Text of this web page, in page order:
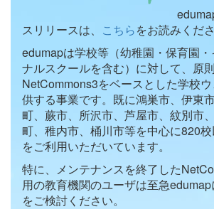
スリリースは、 こちらをお読みくださ
edumapは学校等（幼稚園・保育園
ナルスクールを含む）に対して、原
NetCommons3をベースとした学校
供する事業です。既に鴻巣市、伊東
町、蕨市、所沢市、芦屋市、紋別市
町、稚内市、桶川市等を中心に820
をご利用いただいています。
特に、メンテナンスを終了した
用の教育機関のユーザは至急
をご検討ください。